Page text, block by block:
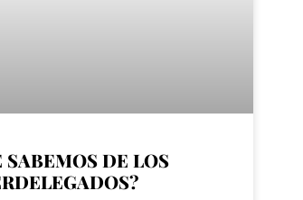
SABEMOS DE LOS